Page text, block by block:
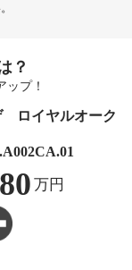
？
プ！
ロイヤルオーク
万円